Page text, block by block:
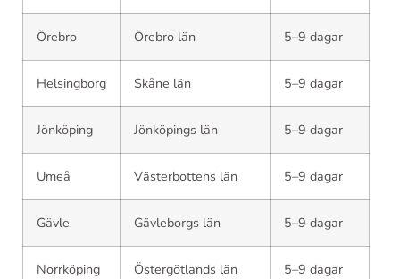
Örebro Örebro län 5–9 dagar
Helsingborg Skåne län 5–9 dagar
Jönköping Jönköpings län 5–9 dagar
Umeå Västerbottens län 5–9 dagar
Gävle Gävleborgs län 5–9 dagar
Norrköping Östergötlands län 5–9 dagar